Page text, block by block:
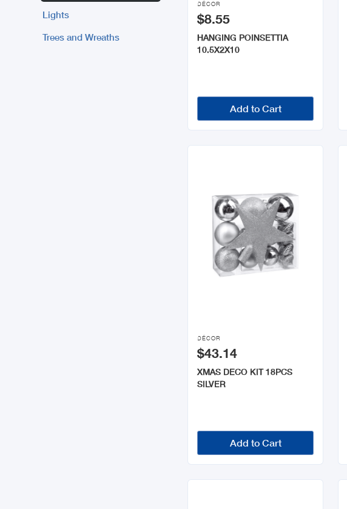
Lights
Trees and Wreaths
DÉCOR
$8.55
HANGING POINSETTIA
10.5X2X10
Add to Cart

DÉCOR
$43.14
XMAS DECO KIT 18PCS
SILVER
Add to Cart